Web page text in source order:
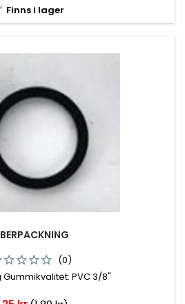
Finns i lager
(0)
Gummikvalitet: PVC 3/8"